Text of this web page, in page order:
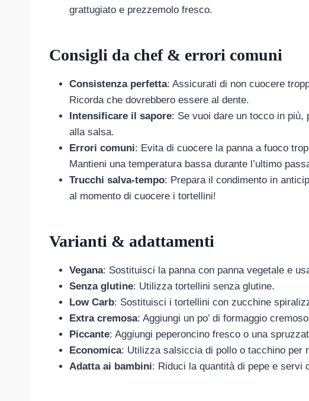
grattugiato e prezzemolo fresco.
Consigli da chef & errori comuni
Consistenza perfetta: Assicurati di non cuocere
Ricorda che dovrebbero essere al dente.
Intensificare il sapore: Se vuoi dare un tocco in più,
alla salsa.
Errori comuni: Evita di cuocere la panna a fuoco
Mantieni una temperatura bassa durante l’ultimo
Trucchi salva-tempo: Prepara il condimento in
al momento di cuocere i tortellini!
Varianti & adattamenti
Vegana: Sostituisci la panna con panna vegetale e
Senza glutine: Utilizza tortellini senza glutine.
Low Carb: Sostituisci i tortellini con zucchine
Extra cremosa: Aggiungi un po’ di formaggio
Piccante: Aggiungi peperoncino fresco o una
Economica: Utilizza salsiccia di pollo o tacchino per
Adatta ai bambini: Riduci la quantità di pepe e servi